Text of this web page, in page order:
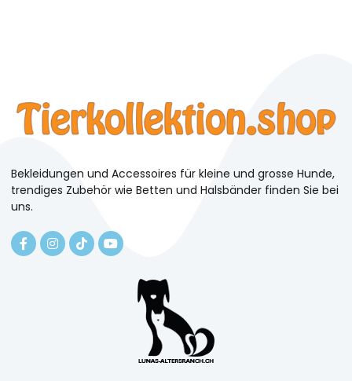
Bekleidungen und Accessoires für kleine und grosse Hunde,
trendiges Zubehör wie Betten und Halsbänder finden Sie bei
uns.